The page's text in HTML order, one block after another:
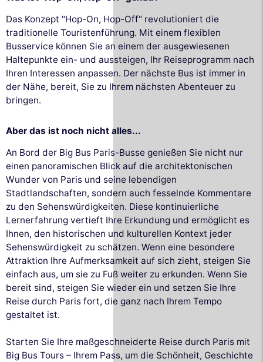
Das Konzept "Hop-On, Hop-Off" revolutioniert die
traditionelle Touristenführung. Mit einem flexiblen
Busservice können Sie an einem der ausgewiesenen
Haltepunkte ein- und aussteigen, Ihr Reiseprogramm nach
Ihren Interessen anpassen. Der nächste Bus ist immer in
der Nähe, bereit, Sie zu Ihrem nächsten Abenteuer zu
bringen.
Aber das ist noch nicht alles...
An Bord der Big Bus Paris-Busse genießen Sie nicht nur
einen panoramischen Blick auf die architektonischen
Wunder von Paris und seine lebendigen
Stadtlandschaften, sondern auch fesselnde Kommentare
zu den Sehenswürdigkeiten. Diese kontinuierliche
Lernerfahrung vertieft Ihre Erkundung und ermöglicht es
Ihnen, den historischen und kulturellen Kontext jeder
Sehenswürdigkeit zu schätzen. Wenn eine besondere
Attraktion Ihre Aufmerksamkeit auf sich zieht, steigen Sie
einfach aus, um sie zu Fuß weiter zu erkunden. Wenn Sie
bereit sind, steigen Sie wieder ein und setzen Sie Ihre
Reise durch Paris fort, die ganz nach Ihrem Tempo
gestaltet ist.
Starten Sie Ihre maßgeschneiderte Reise durch Paris mit
Big Bus Tours – Ihrem Pass, um die Schönheit, Geschichte